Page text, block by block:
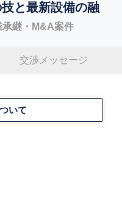
技と最新設備の融
承継・M&A案件
交渉メッセージ
いて